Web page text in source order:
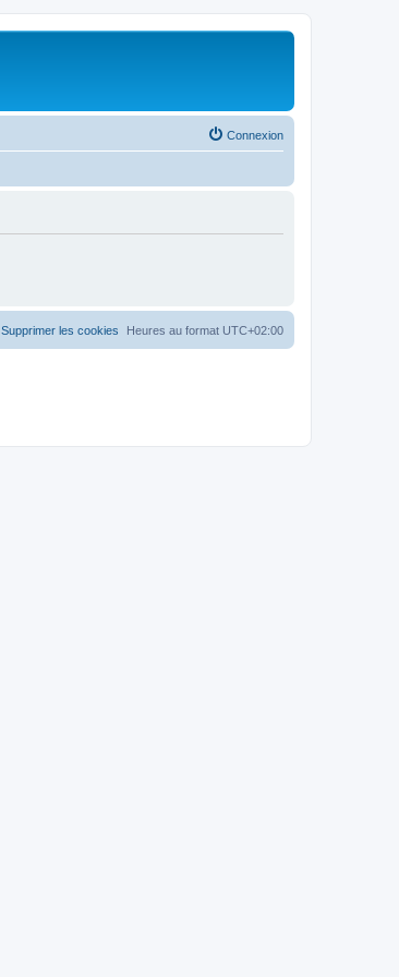
Connexion
Heures au format UTC+02:00
Supprimer les cookies